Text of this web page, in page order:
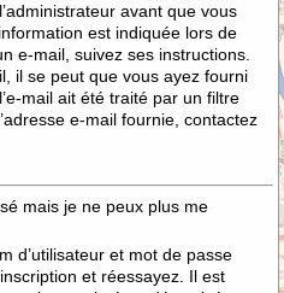
avant que vous
est indiquée lors de
e-mail, suivez ses instructions.
il se peut que vous ayez fourni
mail ait été traité par un filtre
e-mail fournie, contactez
mais je ne peux plus me
d’utilisateur et mot de passe
et réessayez. Il est